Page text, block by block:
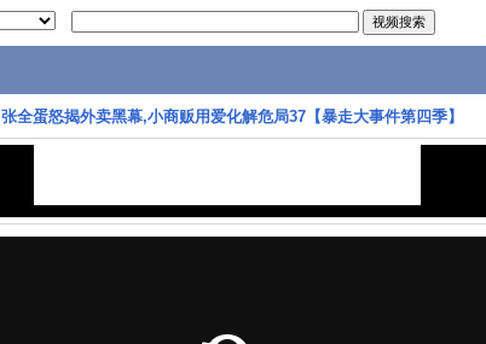
张全蛋怒揭外卖黑幕,小商贩用爱化解危局37【暴走大事件第四季】